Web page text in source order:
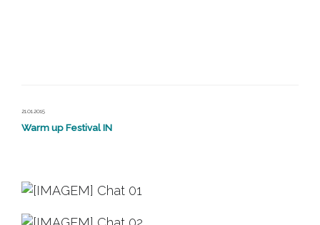
21.01.2015
Warm up Festival IN